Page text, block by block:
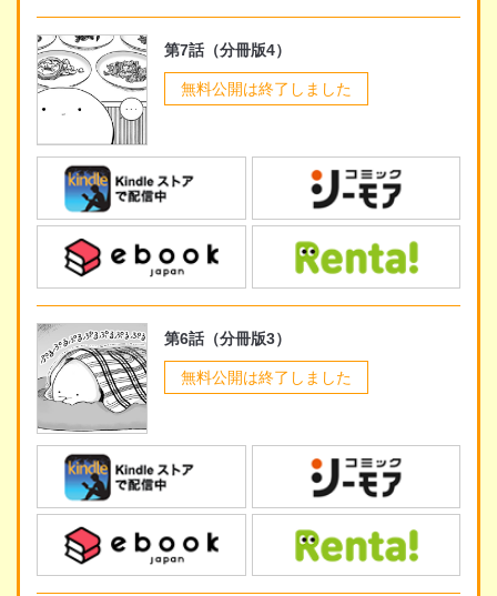
第6話（分冊版3）
無料公開は終了しました
第7話（分冊版4）
無料公開は終了しました